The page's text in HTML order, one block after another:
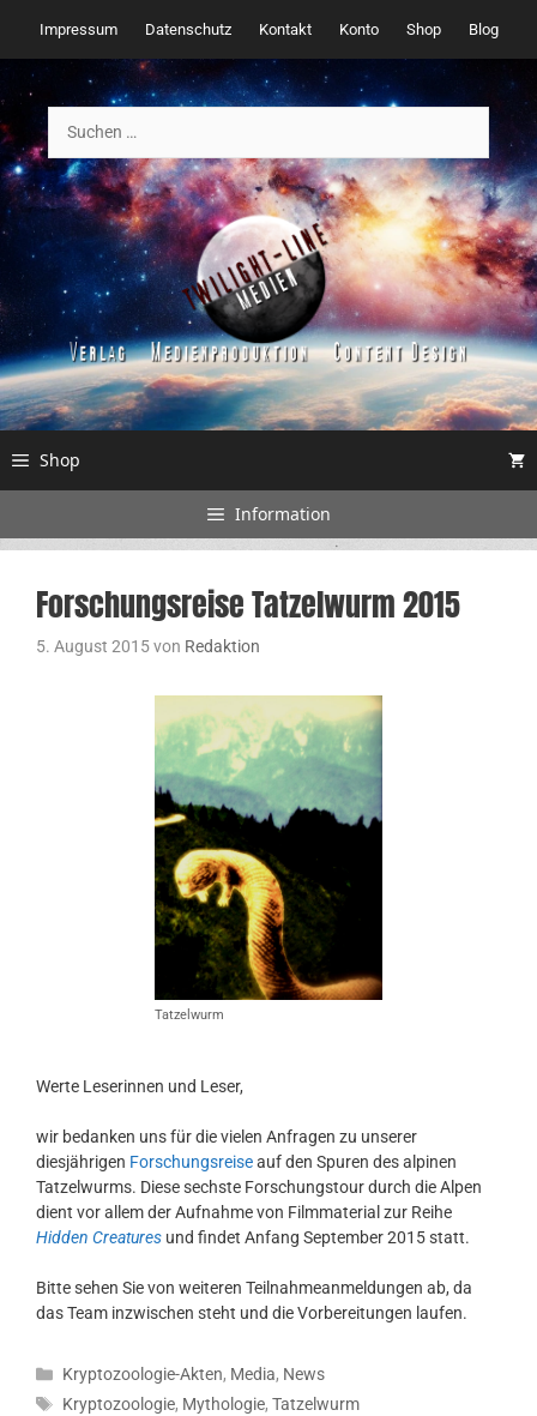
Inhalt
springen
Impressum Datenschutz Kontakt Konto Shop Blog
nach:
Shop
Information
Forschungsreise Tatzelwurm 2015
5. August 2015von Redaktion
Tatzelwurm
Werte Leserinnen und Leser,
wir bedanken uns für die vielen Anfragen zu unserer
diesjährigen Forschungsreiseauf den Spuren des alpinen
Tatzelwurms. Diese sechste Forschungstour durch die Alpen
dient vor allem der Aufnahme von Filmmaterial zur Reihe
Hidden Creatures und findet Anfang September 2015 statt.
Bitte sehen Sie von weiteren Teilnahmeanmeldungen ab, da
das Team inzwischen steht und die Vorbereitungen laufen.
Kategorien
Kryptozoologie-Akten, Media, News
Schlagwörter
Kryptozoologie, Mythologie,Tatzelwurm